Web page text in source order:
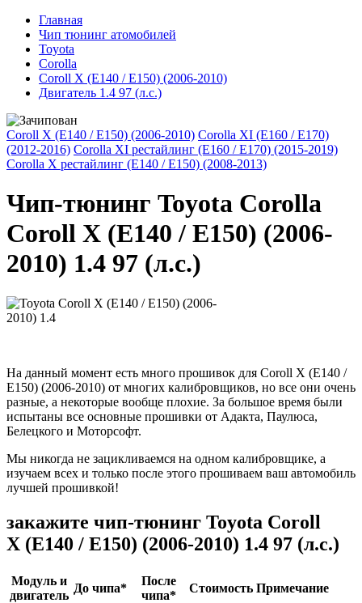
Главная
Чип тюнинг атомобилей
Toyota
Corolla
Coroll Х (Е140 / Е150) (2006-2010)
Двигатель 1.4 97 (л.с.)
Coroll Х (Е140 / Е150) (2006-2010) Corolla ХI (Е160 / Е170)
(2012-2016) Corolla ХI рестайлинг (Е160 / Е170) (2015-2019)
Corolla Х рестайлинг (Е140 / Е150) (2008-2013)
Чип-тюнинг Toyota Corolla
Coroll Х (Е140 / Е150) (2006-
2010) 1.4 97 (л.с.)
На данный момент есть много прошивок для Coroll Х (Е140 /
Е150) (2006-2010) от многих калибровщиков, но все они очень
разные, а некоторые вообще плохие. За большое время были
испытаны все основные прошивки от Адакта, Паулюса,
Белецкого и Моторсофт.
Мы никогда не зацикливаемся на одном калибровщике, а
изучаем всех и только после этого прошиваем ваш автомобиль
лучшей прошивкой!
закажите чип-тюнинг Toyota Coroll
Х (Е140 / Е150) (2006-2010) 1.4 97 (л.с.)
Модуль и
двигатель
До чипа*
После
чипа*
Стоимость Примечание